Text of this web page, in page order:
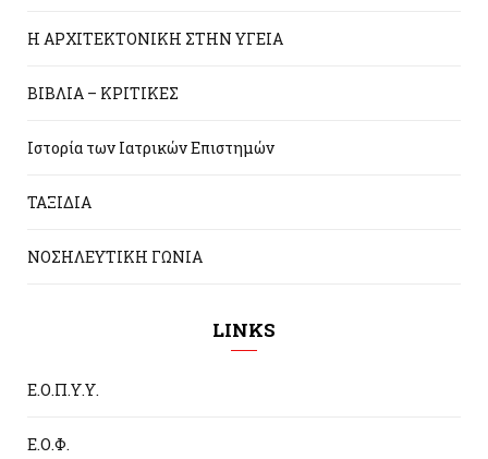
Η ΑΡΧΙΤΕΚΤΟΝΙΚΗ ΣΤΗΝ ΥΓΕΙΑ
ΒΙΒΛΙΑ – ΚΡΙΤΙΚΕΣ
Ιστορία των Ιατρικών Επιστημών
ΤΑΞΙΔΙΑ
ΝΟΣΗΛΕΥΤΙΚΗ ΓΩΝΙΑ
LINKS
Ε.Ο.Π.Υ.Υ.
Ε.Ο.Φ.